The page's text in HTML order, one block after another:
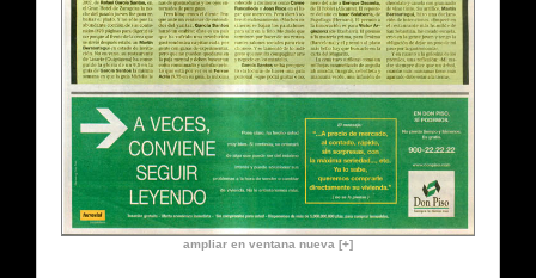
ampliar en ventana nueva [+]